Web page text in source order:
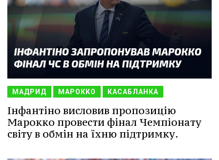
МАДРИД МАРОККО КАСАБЛАНКА
Інфантіно висловив пропозицію
Марокко провести фінал Чемпіонату
світу в обмін на їхню підтримку.